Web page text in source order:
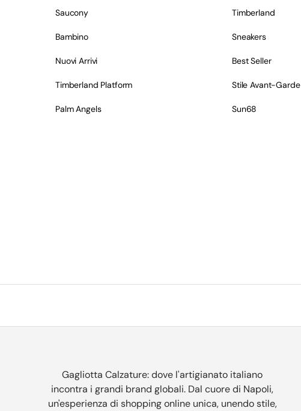
Saucony Timberland
Bambino Sneakers
Nuovi Arrivi Best Seller
Timberland Platform Stile Avant-Garde
Palm Angels Sun68
Gagliotta Calzature: dove l'artigianato italiano
incontra i grandi brand globali. Dal cuore di Napoli,
un'esperienza di shopping online unica, unendo stile,